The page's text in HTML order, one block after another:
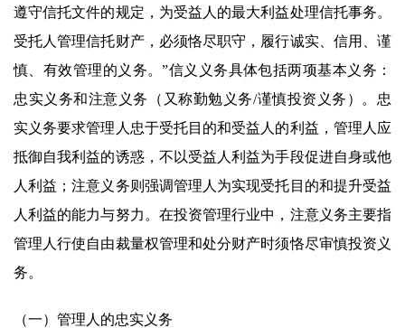
遵守信托文件的规定，为受益人的最大利益处理信托事务。
受托人管理信托财产，必须恪尽职守，履行诚实、信用、谨
慎、有效管理的义务。”信义义务具体包括两项基本义务：
忠实义务和注意义务（又称勤勉义务/谨慎投资义务）。忠
实义务要求管理人忠于受托目的和受益人的利益，管理人应
抵御自我利益的诱惑，不以受益人利益为手段促进自身或他
人利益；注意义务则强调管理人为实现受托目的和提升受益
人利益的能力与努力。在投资管理行业中，注意义务主要指
管理人行使自由裁量权管理和处分财产时须恪尽审慎投资义
务。
（一）管理人的忠实义务